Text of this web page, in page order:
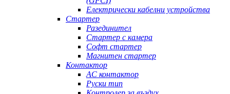
Електрически кабелни устройства
Стартер
Разединител
Стартер с камера
Софт стартер
Магнитен стартер
Контактор
AC контактор
Руски тип